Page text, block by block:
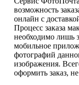
возможность
онлайн с
Процесс заказа
необходимо лишь
мобильное
фотографий
изображения.
оформить заказ,